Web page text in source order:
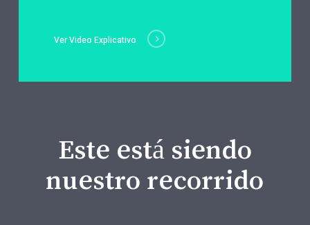
Ver Video Explicativo
Este está siendo
nuestro recorrido